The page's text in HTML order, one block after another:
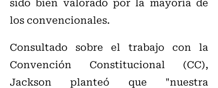
los convencionales.
Consultado sobre el trabajo con la
Convención Constitucional (CC),
Jackson planteó que "nuestra